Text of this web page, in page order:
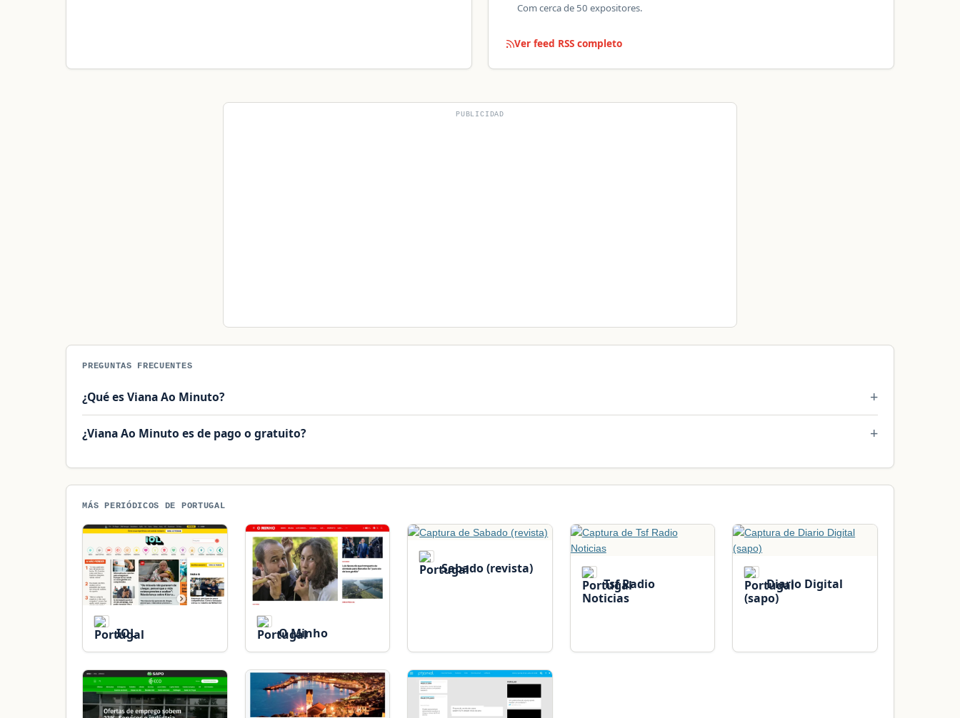
Com cerca de 50 expositores.
Ver feed RSS completo
PUBLICIDAD
PREGUNTAS FRECUENTES
¿Qué es Viana Ao Minuto?
¿Viana Ao Minuto es de pago o gratuito?
MÁS PERIÓDICOS DE PORTUGAL
IOL O Minho
Sabado (revista)
Tsf Radio
Noticias
Diario Digital
(sapo)